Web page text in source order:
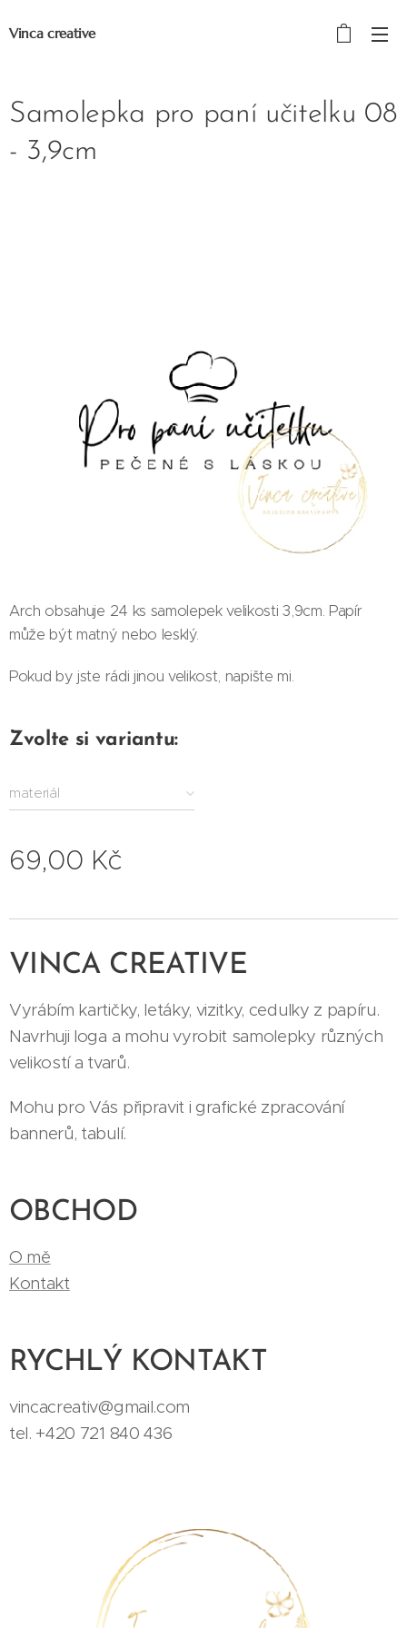
Vinca creative
Samolepka pro paní učitelku 08
- 3,9cm
Arch obsahuje 24 ks samolepek velikosti 3,9cm. Papír
může být matný nebo lesklý.
Pokud by jste rádi jinou velikost, napište mi.
Zvolte si variantu:
materiál
69,00 Kč
VINCA CREATIVE
Vyrábím kartičky, letáky, vizitky, cedulky z papíru.
Navrhuji loga a mohu vyrobit samolepky různých
velikostí a tvarů.
Mohu pro Vás připravit i grafické zpracování
bannerů, tabulí.
OBCHOD
O mě
Kontakt
RYCHLÝ KONTAKT
vincacreativ@gmail.com
tel. +420 721 840 436